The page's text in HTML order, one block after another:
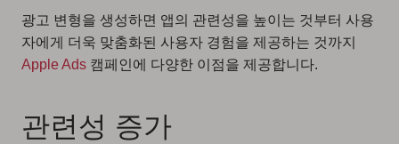
광고 변형을 생성하면 앱의 관련성을 높이는 것부터 사용
자에게 더욱 맞춤화된 사용자 경험을 제공하는 것까지
Apple Ads 캠페인에 다양한 이점을 제공합니다.
관련성 증가